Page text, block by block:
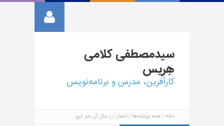
سیدمصطفیکلامی
هِریس
کارآفرین، مدرس و برنامه‌نویس
خانه همه نوشته‌ها اشعار ز حال آن خم ابرو …